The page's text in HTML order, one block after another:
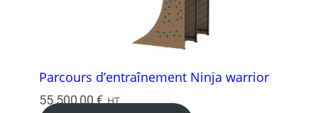
Parcours d’entraînement Ninja warrior
55 500,00€ HT